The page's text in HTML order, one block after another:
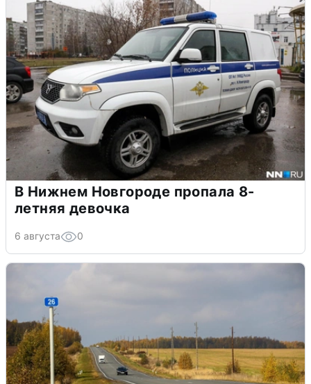
В Нижнем Новгороде пропала 8-
летняя девочка
6 августа 0